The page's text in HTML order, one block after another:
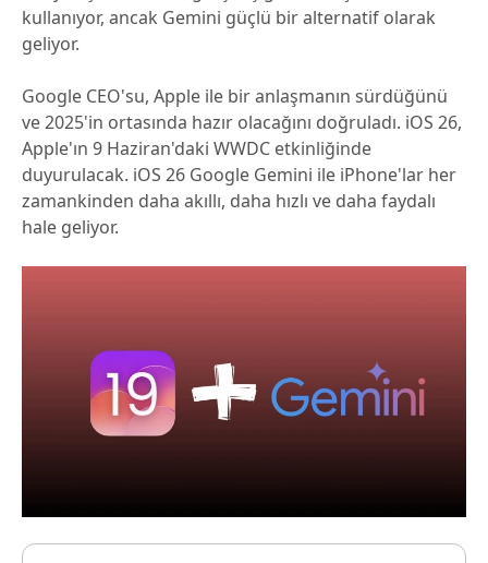
kullanıyor, ancak Gemini güçlü bir alternatif olarak
geliyor.
Google CEO'su, Apple ile bir anlaşmanın sürdüğünü
ve 2025'in ortasında hazır olacağını doğruladı. iOS 26,
Apple'ın 9 Haziran'daki WWDC etkinliğinde
duyurulacak. iOS 26 Google Gemini ile iPhone'lar her
zamankinden daha akıllı, daha hızlı ve daha faydalı
hale geliyor.